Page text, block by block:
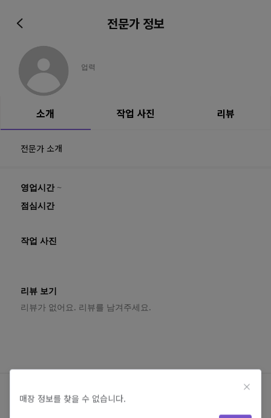
전문가 정보
업력
소개 작업 사진 리뷰
전문가 소개
영업시간 ~
점심시간
작업 사진
리뷰 보기
리뷰가 없어요. 리뷰를 남겨주세요.
회사소개
매장 정보를 찾을 수 없습니다.